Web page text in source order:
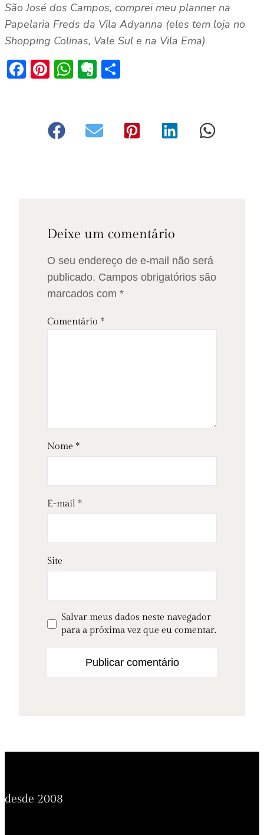
São José dos Campos, comprei meu planner na
Papelaria Freds da Vila Adyanna (eles tem loja no
Shopping Colinas, Vale Sul e na Vila Ema)
Facebook
Pinterest
WhatsApp
Evernote
Deixe um comentário
O seu endereço de e-mail não será
publicado. Campos obrigatórios são
marcados com *
Comentário *
Nome *
E-mail *
Site
Salvar meus dados neste navegador
para a próxima vez que eu comentar.
desde 2008